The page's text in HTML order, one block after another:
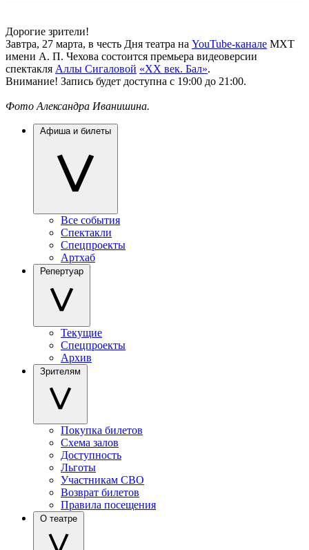
Дорогие зрители!
Завтра, 27 марта, в честь Дня театра на YouTube-канале МХТ
имени А. П. Чехова состоится премьера видеоверсии
спектакля Аллы Сигаловой «ХХ век. Бал».
Внимание! Запись будет доступна с 19:00 до 21:00.
Фото Александра Иванишина.
Афиша и билеты
Все события
Спектакли
Спецпроекты
Артхаб
Репертуар
Текущие
Спецпроекты
Архив
Зрителям
Покупка билетов
Схема залов
Доступность
Льготы
Участникам СВО
Возврат билетов
Правила посещения
О театре